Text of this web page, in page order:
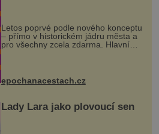
Letos poprvé podle nového konceptu
– přímo v historickém jádru města a
pro všechny zcela zdarma. Hlavní
program se odehraje na Karlově a
mohou těšit na víno, burčák, pes...
epochanacestach.cz
Lady Lara jako plovoucí sen